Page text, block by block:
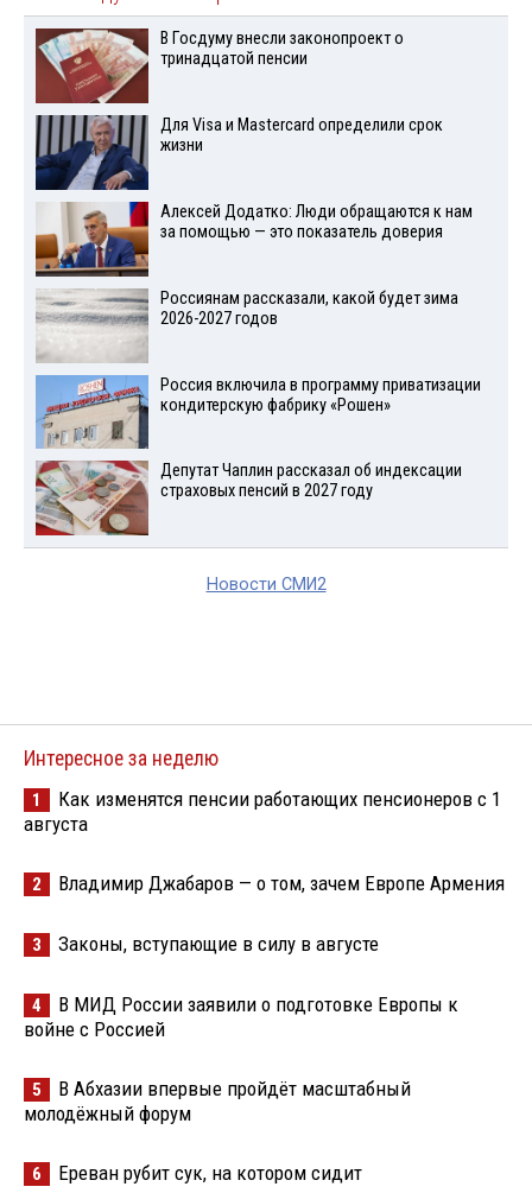
В Госдуму внесли законопроект о
тринадцатой пенсии
Для Visа и Mastercard определили срок
жизни
Алексей Додатко: Люди обращаются к нам
за помощью — это показатель доверия
Россиянам рассказали, какой будет зима
2026-2027 годов
Россия включила в программу приватизации
кондитерскую фабрику «Рошен»
Депутат Чаплин рассказал об индексации
страховых пенсий в 2027 году
Новости СМИ2
Интересное за неделю
1
Как изменятся пенсии работающих пенсионеров с 1
августа
2 Владимир Джабаров — о том, зачем Европе Армения
3 Законы, вступающие в силу в августе
4
В МИД России заявили о подготовке Европы к
войне с Россией
5
В Абхазии впервые пройдёт масштабный
молодёжный форум
6 Ереван рубит сук, на котором сидит